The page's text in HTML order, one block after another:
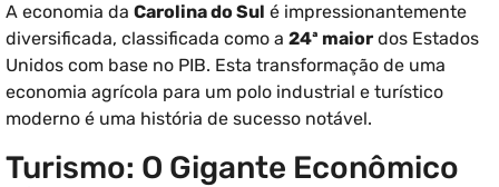
A economia da Carolina do Sul é impressionantemente
diversificada, classificada como a 24ª maior dos Estados
Unidos com base no PIB. Esta transformação de uma
economia agrícola para um polo industrial e turístico
moderno é uma história de sucesso notável.
Turismo: O Gigante Econômico